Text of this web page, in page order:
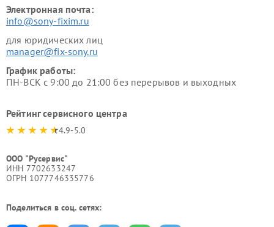
Электронная почта:
info@sony-fixim.ru
для юридических лиц
manager@fix-sony.ru
График работы:
ПН-ВСК с 9:00 до 21:00 без перерывов и выходных
Рейтинг сервисного центра
4.9-5.0
ООО "Русервис"
ИНН 7702633247
ОГРН 1077746335776
Поделиться в соц. сетях: